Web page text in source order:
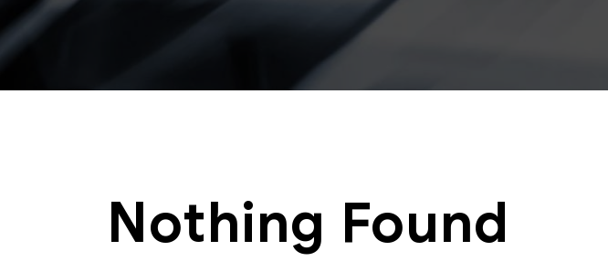
Nothing Found